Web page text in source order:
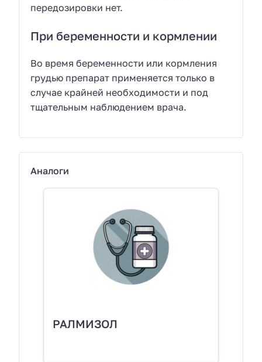
передозировки нет.
При беременности и кормлении
Во время беременности или кормления
грудью препарат применяется только в
случае крайней необходимости и под
тщательным наблюдением врача.
Аналоги
РАЛМИЗОЛ